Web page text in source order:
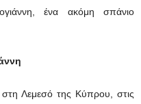
ένα ακόμη σπάνιο
Λεμεσό της Κύπρου, στις